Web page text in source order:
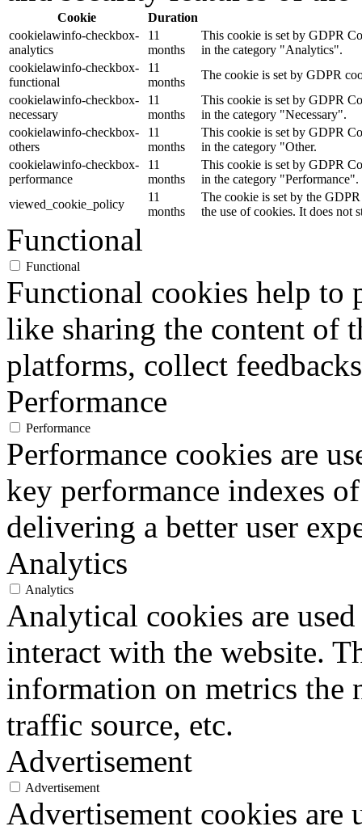
Cookie
Duration
cookielawinfo-checkbox-
analytics
11
months
This cookie is set by GDPR
in the category "Analytics".
cookielawinfo-checkbox-
functional
11
months
The cookie is set by GDPR
cookielawinfo-checkbox-
necessary
11
months
This cookie is set by GDPR
in the category "Necessary".
cookielawinfo-checkbox-
others
11
months
This cookie is set by GDPR
in the category "Other.
cookielawinfo-checkbox-
performance
11
months
This cookie is set by GDPR
in the category "Performance".
viewed_cookie_policy
11
months
The cookie is set by the
the use of cookies. It does not
Functional
Functional
Functional cookies help to
like sharing the content of
platforms, collect
Performance
Performance
Performance cookies are
key performance indexes
delivering a better user
Analytics
Analytics
Analytical cookies are
interact with the website.
information on metrics the
traffic source, etc.
Advertisement
Advertisement
Advertisement cookies